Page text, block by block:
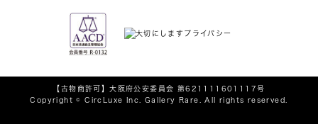
【古物商許可】大阪府公安委員会 第621111601117号
Copyright © CircLuxe Inc. Gallery Rare. All rights reserved.